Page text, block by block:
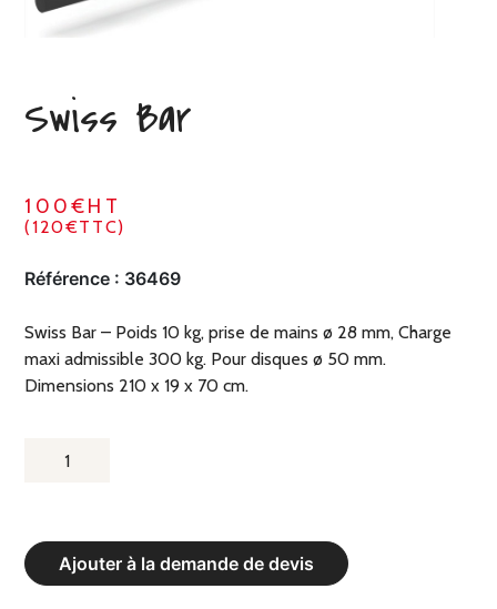
Swiss Bar
100€HT
(120€TTC)
Référence : 36469
Swiss Bar – Poids 10 kg, prise de mains ø 28 mm, Charge
maxi admissible 300 kg. Pour disques ø 50 mm.
Dimensions 210 x 19 x 70 cm.
Ajouter à la demande de devis
QUANTITÉ
BAR